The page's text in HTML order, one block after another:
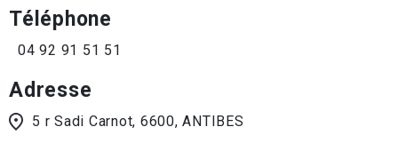
Téléphone
04 92 91 51 51
Adresse
5 r Sadi Carnot, 6600, ANTIBES